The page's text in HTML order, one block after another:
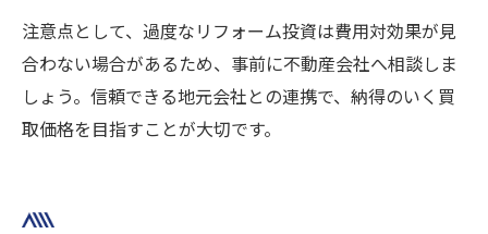
注意点として、過度なリフォーム投資は費用対効果が見
合わない場合があるため、事前に不動産会社へ相談しま
しょう。信頼できる地元会社との連携で、納得のいく買
取価格を目指すことが大切です。